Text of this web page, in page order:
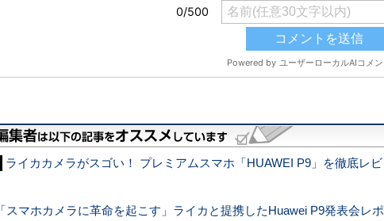
ライカカメラがスゴい！ プレミアムスマホ「HUAWEI P9」を徹底レビ
「スマホカメラに革命を起こす」ライカと提携したHuawei P9発表会レポ